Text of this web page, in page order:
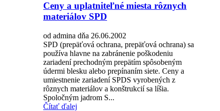
Ceny a uplatniteľné miesta rôznych
materiálov SPD
od admina dňa 26.06.2002
SPD (prepäťová ochrana, prepäťová ochrana) sa
používa hlavne na zabránenie poškodeniu
zariadení prechodným prepätím spôsobeným
údermi blesku alebo prepínaním siete. Ceny a
umiestnenie zariadení SPDS vyrobených z
rôznych materiálov a konštrukcií sa líšia.
Spoločným jadrom S...
Čítať ďalej